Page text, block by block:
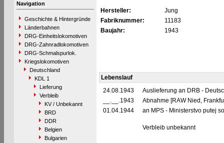
Navigation
Geschichte & Hintergründe
Länderbahnen
DRG-Einheitslokomotiven
DRG-Zahnradlokomotiven
DRG-Schmalspurlok.
Kriegslokomotiven
Deutschland
KDL 1
Lieferung
Verbleib
KV / Unbekannt
BRD
DDR
Belgien
Bulgarien
Hersteller:
Jung
Fabriknummer:
11183
Baujahr:
1943
Lebenslauf
24.08.1943
Auslieferung an DRB -
__.__.1943
Abnahme [RAW Nied,
01.04.1944
an MPS - Ministerstvo putej
Verbleib unbekannt